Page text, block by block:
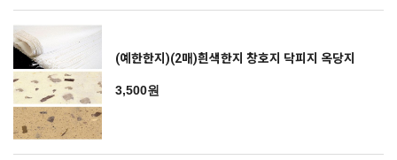
(예한한지)(2매)흰색한지 창호지 닥피지 옥당지
3,500원